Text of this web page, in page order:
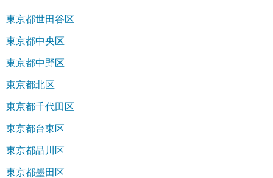
東京都世田谷区
東京都中央区
東京都中野区
東京都北区
東京都千代田区
東京都台東区
東京都品川区
東京都墨田区